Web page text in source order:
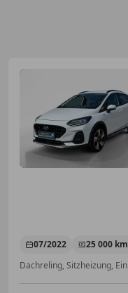
07/2022 25 000 km